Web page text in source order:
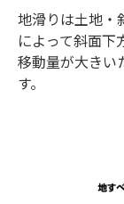
地滑りは土地・
によって斜面下
移動量が大きい
す。